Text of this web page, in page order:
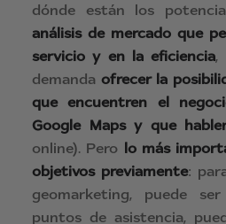
dónde están los
análisis de mercado que
servicio y en la eficiencia,
demanda ofrecer la
que encuentren el
Google Maps y que
online). Pero lo más
objetivos previamente:
geomarketing, puede
puntos de asistencia,